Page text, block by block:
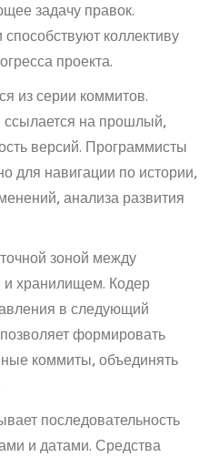
задачу правок.
коллективу
проекта.
из серии коммитов.
на прошлый,
версий. Программисты
для навигации по истории,
анализа развития
зоной между
и хранилищем. Кодер
в следующий
формировать
коммиты, объединять
последовательность
и датами. Средства